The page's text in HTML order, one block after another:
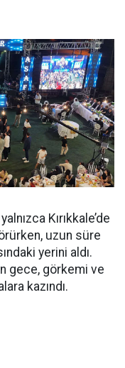
Kırıkkale’de
uzun süre
yerini aldı.
gece, görkemi ve
kazındı.